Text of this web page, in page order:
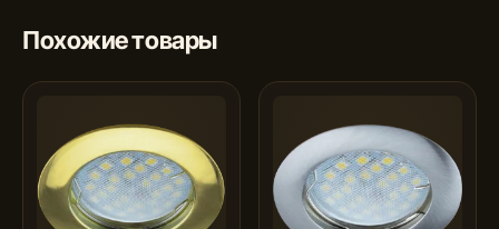
Похожие товары